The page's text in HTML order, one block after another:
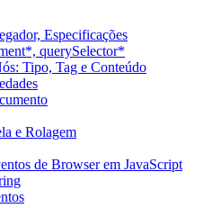
Especificações
querySelector*
Tipo, Tag e Conteúdo
e Rolagem
de Browser em JavaScript